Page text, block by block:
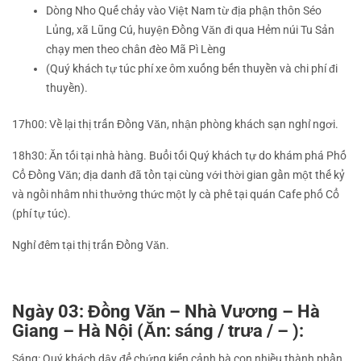
Dòng Nho Quế chảy vào Việt Nam từ địa phận thôn Séo
Lủng, xã Lũng Cú, huyện Đồng Văn đi qua Hẻm núi Tu Sản
chạy men theo chân đèo Mã Pì Lèng
(Quý khách tự túc phí xe ôm xuống bến thuyền và chi phí đi
thuyền).
17h00: Về lại thị trấn Đồng Văn, nhận phòng khách sạn nghỉ ngơi.
18h30: Ăn tối tại nhà hàng. Buổi tối Quý khách tự do khám phá Phố
Cổ Đồng Văn; địa danh đã tồn tại cùng với thời gian gần một thế kỷ
và ngồi nhâm nhi thưởng thức một ly cà phê tại quán Cafe phố Cổ
(phí tự túc).
Nghỉ đêm tại thị trấn Đồng Văn.
Ngày 03: Đồng Văn – Nhà Vương – Hà
Giang – Hà Nội (Ăn: sáng / trưa / – ):